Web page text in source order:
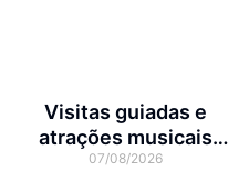
Visitas guiadas e
atrações musicais
movimentam a agenda
07/08/2026